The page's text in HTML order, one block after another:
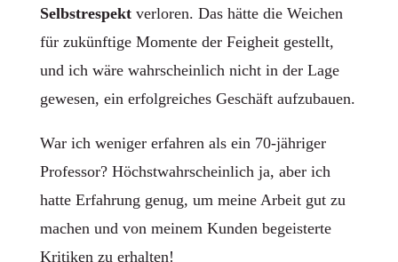
Selbstrespekt verloren. Das hätte die Weichen
für zukünftige Momente der Feigheit gestellt,
und ich wäre wahrscheinlich nicht in der Lage
gewesen, ein erfolgreiches Geschäft aufzubauen.
War ich weniger erfahren als ein 70-jähriger
Professor? Höchstwahrscheinlich ja, aber ich
hatte Erfahrung genug, um meine Arbeit gut zu
machen und von meinem Kunden begeisterte
Kritiken zu erhalten!